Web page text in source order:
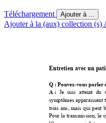
Téléchargement Ajouter à ...
Ajouter à la (aux) collection (s)
Entretien avec un
Q : Pouvez-vous parler
A :
Je suis atteint du
symptômes apparaissent
trois ans mais qui peut
Pour la transmission, le